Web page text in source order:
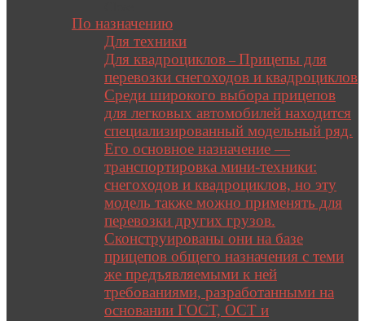
По назначению
Для техники
Для квадроциклов – Прицепы для
перевозки снегоходов и квадроциклов
Среди широкого выбора прицепов
для легковых автомобилей находится
специализированный модельный ряд.
Его основное назначение —
транспортировка мини-техники:
снегоходов и квадроциклов, но эту
модель также можно применять для
перевозки других грузов.
Сконструированы они на базе
прицепов общего назначения с теми
же предъявляемыми к ней
требованиями, разработанными на
основании ГОСТ, ОСТ и